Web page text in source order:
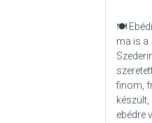
🍽️
ma is a
finom,
készült,
ebédre